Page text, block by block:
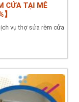
CỬA TẠI MÊ
vụ thợ sửa rèm cửa